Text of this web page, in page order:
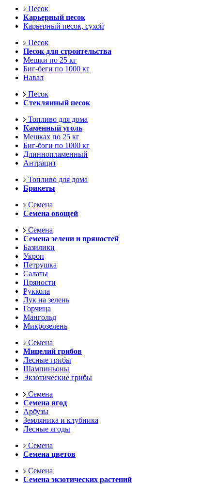
Песок
Карьерный песок
Карьерный песок, сухой
Песок
Песок для строительства
Мешки по 25 кг
Биг-беги по 1000 кг
Навал
Песок
Стеклянный песок
Топливо для дома
Каменный уголь
Мешках по 25 кг
Биг-бэги по 1000 кг
Длиннопламенный
Антрацит
Топливо для дома
Брикеты
Семена
Семена овощей
Семена
Семена зелени и пряностей
Базилики
Укроп
Петрушка
Салаты
Пряности
Руккола
Лук на зелень
Горчица
Мангольд
Микрозелень
Семена
Мицелий грибов
Лесные грибы
Шампиньоны
Экзотические грибы
Семена
Семена ягод
Арбузы
Земляника и клубника
Лесные ягоды
Семена
Семена цветов
Семена
Семена экзотических растений